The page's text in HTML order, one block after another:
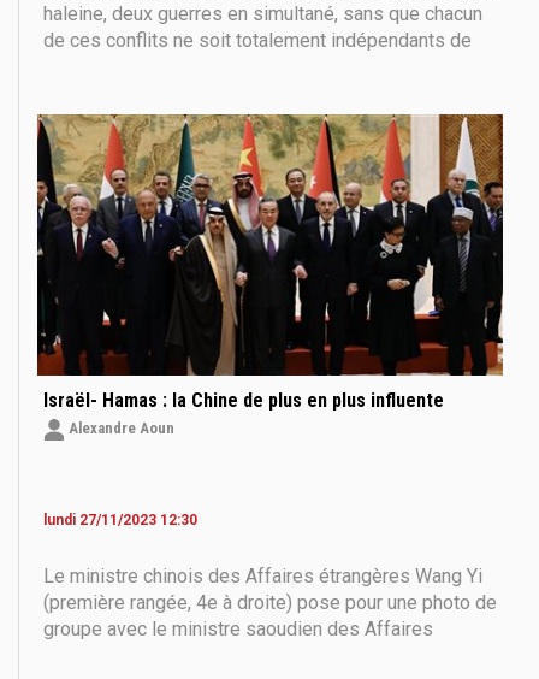
haleine, deux guerres en simultané, sans que chacun
de ces conflits ne soit totalement indépendants de
Israël et le Hamas. Suivre
Israël- Hamas : la Chine de plus en plus influente
Alexandre Aoun
lundi 27/11/2023 12:30
Le ministre chinois des Affaires étrangères Wang Yi
(première rangée, 4e à droite) pose pour une photo de
groupe avec le ministre saoudien des Affaires